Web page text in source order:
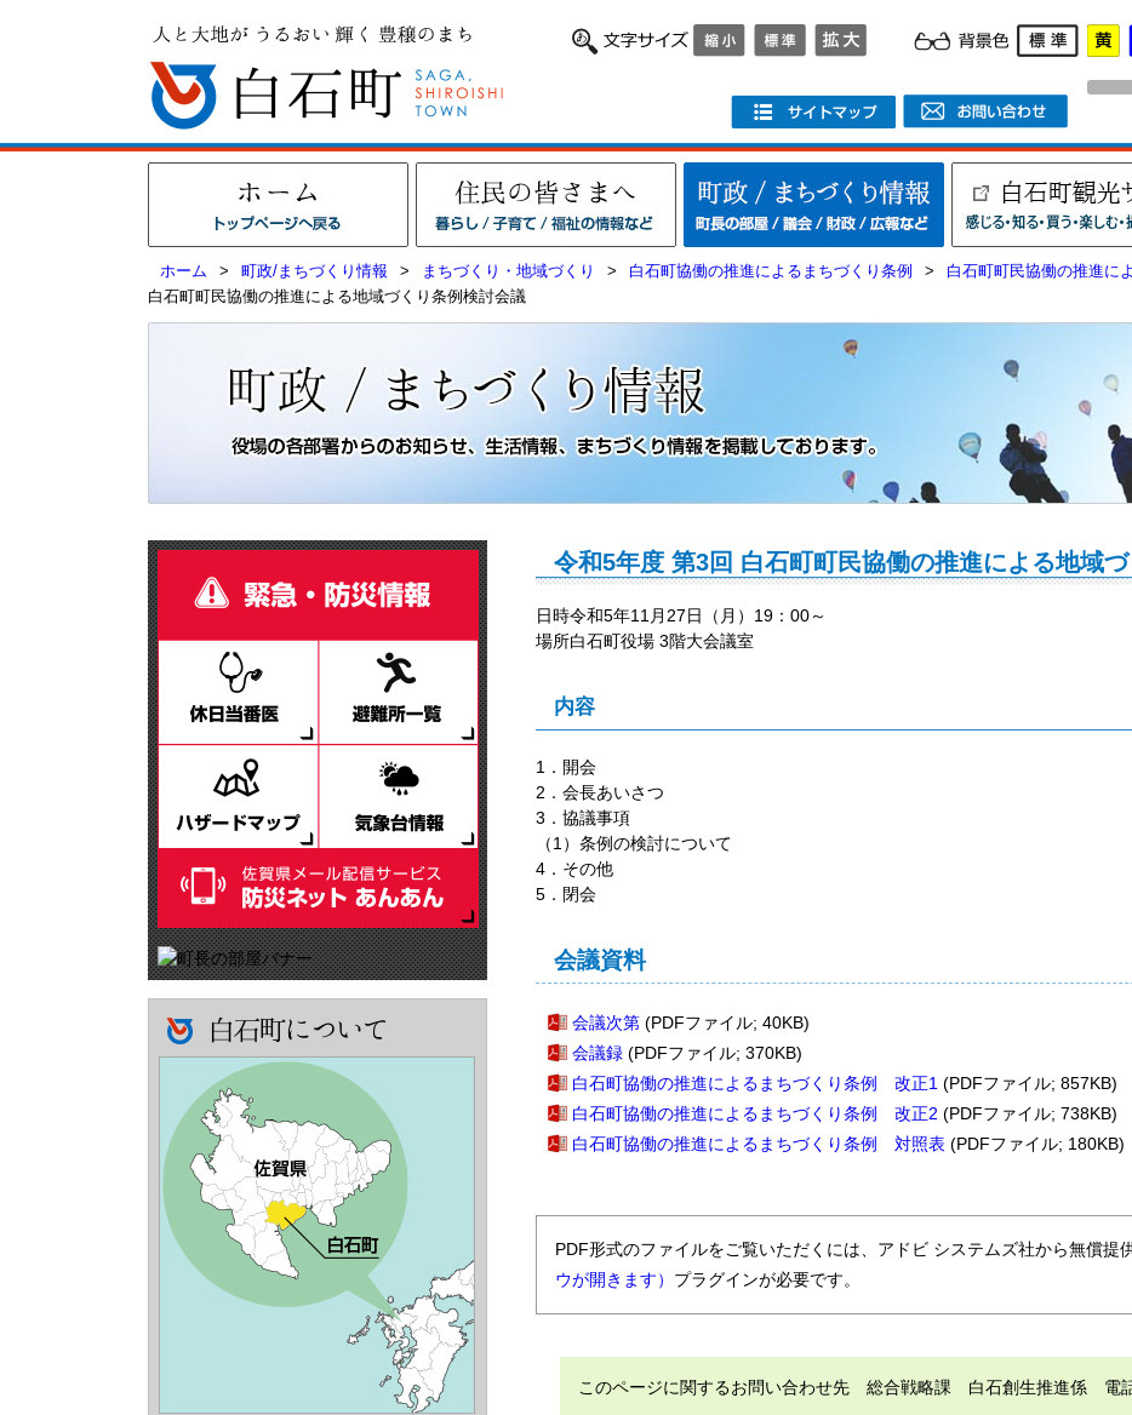
ホーム > 町政/まちづくり情報 > まちづくり・地域づくり > 白石町協働の推進によるまちづくり条例 > 白石町町民協働の推進に
白石町町民協働の推進による地域づくり条例検討会議
令和5年度 第3回 白石町町民協働の推進による地域
日時令和5年11月27日（月）19：00～
場所白石町役場 3階大会議室
内容
1．開会
2．会長あいさつ
3．協議事項
（1）条例の検討について
4．その他
5．閉会
会議資料
会議次第 (PDFファイル; 40KB)
会議録 (PDFファイル; 370KB)
白石町協働の推進によるまちづくり条例 改正1 (PDFファイル; 857KB)
白石町協働の推進によるまちづくり条例 改正2 (PDFファイル; 738KB)
白石町協働の推進によるまちづくり条例 対照表 (PDFファイル; 180KB)
PDF形式のファイルをご覧いただくには、アドビ システムズ社から無償提
ウが開きます） プラグインが必要です。
このページに関するお問い合わせ先 総合戦略課 白石創生推進係 電